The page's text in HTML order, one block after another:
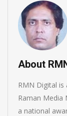
About
RMN Digital
Raman Media
a national